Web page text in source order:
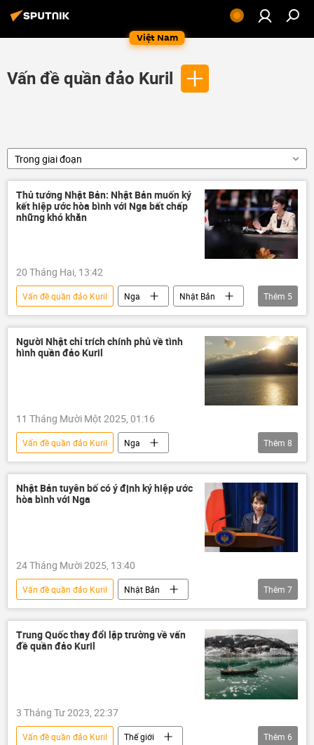
Việt Nam
Vấn đề quần đảo Kuril
Trong giai đoạn
Thủ tướng Nhật Bản: Nhật Bản muốn ký
kết hiệp ước hòa bình với Nga bất chấp
những khó khăn
20 Tháng Hai, 13:42
Vấn đề quần đảo Kuril Nga
Nhật Bản
Thế giới
Chính trị
ngoại giao
đàm phán
quần đảo Kuril
Thêm 5
Người Nhật chỉ trích chính phủ về tình
hình quần đảo Kuril
11 Tháng Mười Một 2025, 01:16
Vấn đề quần đảo Kuril
Nga
quần đảo Kuril
thông tin
Nhật Bản
Thế giới
Liên Xô
Moskva
Thêm 8
Nhật Bản tuyên bố có ý định ký hiệp ước
hòa bình với Nga
24 Tháng Mười 2025, 13:40
Vấn đề quần đảo Kuril
Nhật Bản
Thế giới
Chính trị
Nga
Shinzo Abe
quần đảo Kuril
Nam Kuril
Cuộc khủng hoảng ở Ukraina
Thêm 7
Trung Quốc thay đổi lập trường về vấn
đề quần đảo Kuril
3 Tháng Tư 2023, 22:37
Vấn đề quần đảo Kuril
Thế giới
Thêm 6